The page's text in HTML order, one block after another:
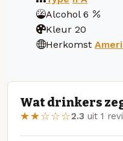
Alcohol 6
Kleur 20
Herkomst
Wat drinkers
★★☆☆☆2.3 uit 1